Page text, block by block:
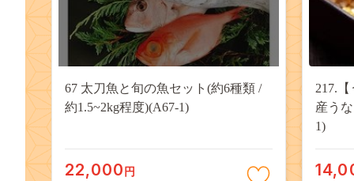
67 太刀魚と旬の魚セット(約6種類 /
約1.5~2kg程度)(A67-1)
22,000 円
217.
産う
1)